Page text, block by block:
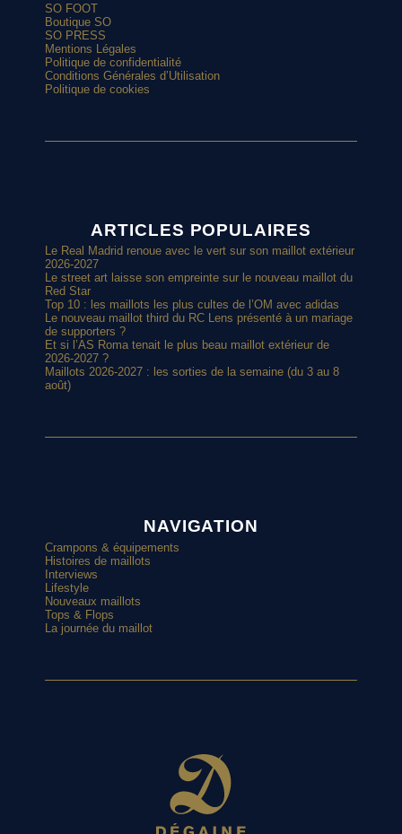
NAVIGATION
Crampons & équipements
Histoires de maillots
Interviews
Lifestyle
Nouveaux maillots
Tops & Flops
La journée du maillot
ARTICLES POPULAIRES
Le Real Madrid renoue avec le vert sur son maillot extérieur
2026-2027
Le street art laisse son empreinte sur le nouveau maillot du
Red Star
Top 10 : les maillots les plus cultes de l’OM avec adidas
Le nouveau maillot third du RC Lens présenté à un mariage
de supporters ?
Et si l’AS Roma tenait le plus beau maillot extérieur de
2026-2027 ?
Maillots 2026-2027 : les sorties de la semaine (du 3 au 8
août)
SO FOOT
Boutique SO
SO PRESS
Mentions Légales
Politique de confidentialité
Conditions Générales d’Utilisation
Politique de cookies